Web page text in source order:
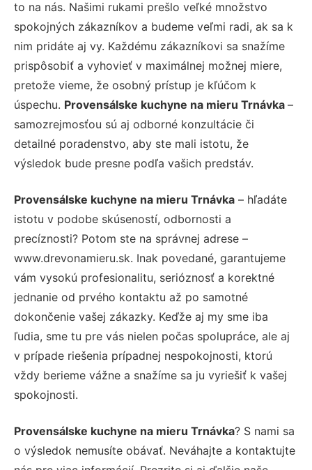
to na nás. Našimi rukami prešlo veľké množstvo
spokojných zákazníkov a budeme veľmi radi, ak sa k
nim pridáte aj vy. Každému zákazníkovi sa snažíme
prispôsobiť a vyhovieť v maximálnej možnej miere,
pretože vieme, že osobný prístup je kľúčom k
úspechu. Provensálske kuchyne na mieru Trnávka –
samozrejmosťou sú aj odborné konzultácie či
detailné poradenstvo, aby ste mali istotu, že
výsledok bude presne podľa vašich predstáv.
Provensálske kuchyne na mieru Trnávka – hľadáte
istotu v podobe skúseností, odbornosti a
precíznosti? Potom ste na správnej adrese –
www.drevonamieru.sk. Inak povedané, garantujeme
vám vysokú profesionalitu, serióznosť a korektné
jednanie od prvého kontaktu až po samotné
dokončenie vašej zákazky. Keďže aj my sme iba
ľudia, sme tu pre vás nielen počas spolupráce, ale aj
v prípade riešenia prípadnej nespokojnosti, ktorú
vždy berieme vážne a snažíme sa ju vyriešiť k vašej
spokojnosti.
Provensálske kuchyne na mieru Trnávka? S nami sa
o výsledok nemusíte obávať. Neváhajte a kontaktujte